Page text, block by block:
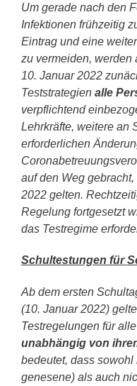
Um gerade nach den
Infektionen frühzeitig
Eintrag und eine
zu vermeiden, werden
10. Januar 2022
Teststrategien alle
verpflichtend
Lehrkräfte, weitere an
erforderlichen
auf den Weg
2022 gelten.
Regelung fortgesetzt
das Testregime
Schultestungen für
Ab dem ersten
(10. Januar 2022)
Testregelungen für
unabhängig von
bedeutet, dass
genesene) als auch